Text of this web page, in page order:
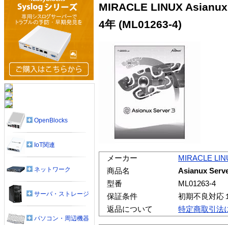
MIRACLE LINUX
4年 (ML01263-4)
メーカー
MIRACLE
商品名
Asianux
型番
ML01263-4
保証条件
初期不良対応
返品について
特定商取引法
OpenBlocks
IoT関連
ネットワーク
サーバ・ストレージ
パソコン・周辺機器